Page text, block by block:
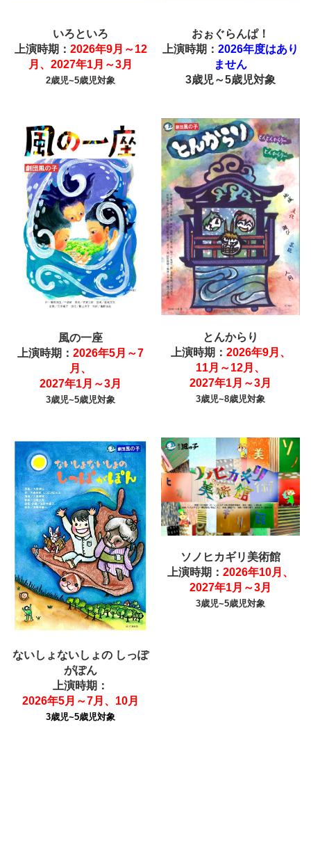
いろといろ
上演時期： 2026年9月～12
月、2027年1月～3月
2歳児~5歳児対象
おぉぐらんぱ！
上演時期： 2026年度はあり
ません
3歳児～5歳児対象
風の一座
上演時期： 2026年5月～7
月、
2027年1月～3月
3歳児~5歳児対象
とんからり
上演時期： 2026年9月、
11月～12月、
2027年1月～3月
3歳児~8歳児対象
ないしょないしょの しっぽ
がぽん
上演時期：
2026年5月～7月、10月
3歳児~5歳児対象
ソノヒカギリ美術館
上演時期： 2026年10月、
2027年1月～3月
3歳児~5歳児対象